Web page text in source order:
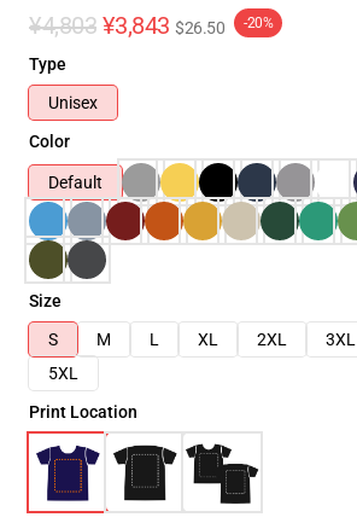
¥4,803 ¥3,843 $26.50 -20%
Type
Unisex
Color
Default
Size
S
M L XL 2XL 3XL
5XL
Print Location